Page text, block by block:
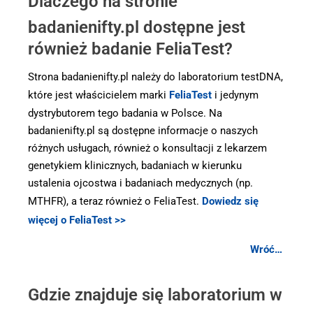
badanienifty.pl dostępne jest
również badanie FeliaTest?
Strona badanienifty.pl należy do laboratorium testDNA,
które jest właścicielem marki FeliaTest i jedynym
dystrybutorem tego badania w Polsce. Na
badanienifty.pl są dostępne informacje o naszych
różnych usługach, również o konsultacji z lekarzem
genetykiem klinicznych, badaniach w kierunku
ustalenia ojcostwa i badaniach medycznych (np.
MTHFR), a teraz również o FeliaTest. Dowiedz się
więcej o FeliaTest >>
Wróć…
Gdzie znajduje się laboratorium w